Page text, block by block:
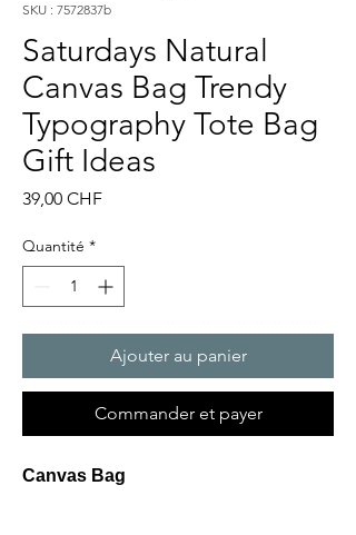
SKU : 7572837b
Saturdays Natural
Canvas Bag Trendy
Typography Tote Bag
Gift Ideas
39,00 CHFPrix
Quantité *
Ajouter au panier
Commander et payer
Canvas Bag